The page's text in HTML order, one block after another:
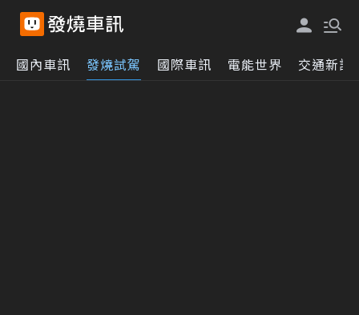
國內車訊 發燒試駕 國際車訊 電能世界 交通新訊